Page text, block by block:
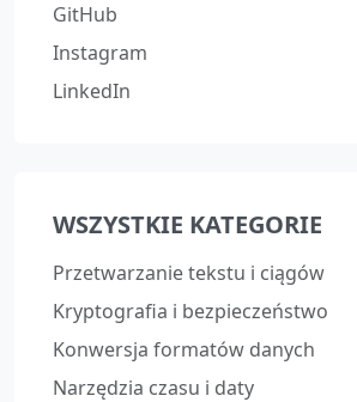
GitHub
Instagram
LinkedIn
WSZYSTKIE KATEGORIE
Przetwarzanie tekstu i ciągów
Kryptografia i bezpieczeństwo
Konwersja formatów danych
Narzędzia czasu i daty